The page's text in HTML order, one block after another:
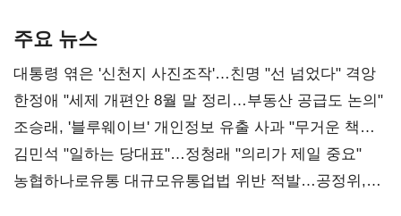
주요 뉴스
대통령 엮은 '신천지 사진조작'…친명 "선 넘었다" 격앙
한정애 "세제 개편안 8월 말 정리…부동산 공급도 논의"
조승래, '블루웨이브' 개인정보 유출 사과 "무거운 책임
통감"
김민석 "일하는 당대표"…정청래 "의리가 제일 중요"
농협하나로유통 대규모유통업법 위반 적발…공정위,